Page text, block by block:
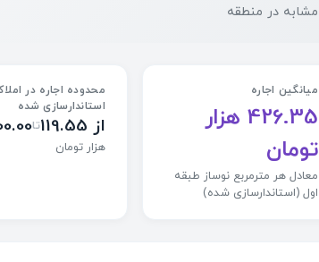
میانگین اجاره
426.35 هزار
تومان
معادل هر مترمربع نوساز طبقه
اول (استاندارسازی شده)
محدوده اجاره در
استاندارسازی شده
از 119.55 تا
هزار تومان